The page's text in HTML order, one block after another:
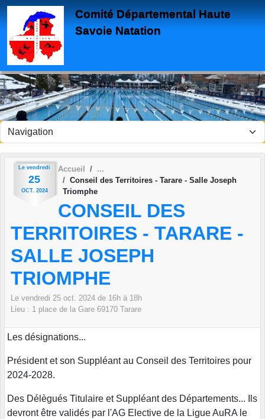
Comité Départemental Haute
Savoie Natation
Le vendredi
25
OCT. 2024
Accueil
Conseil des Territoires - Tarare - Salle Joseph
Triomphe
CONSEIL DES
TERRITOIRES - TARARE -
SALLE JOSEPH
TRIOMPHE
Le vendredi 25 oct. 2024 de 16h à 18h
Lieu : 1 place de la Gare 69170 Tarare
Les désignations...
Président et son Suppléant au Conseil des Territoires pour
2024-2028.
Des Délègués Titulaire et Suppléant des Départements... Ils
devront être validés par l'AG Elective de la Ligue AuRA le
Panneau de gestion des cookies